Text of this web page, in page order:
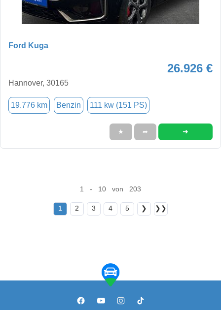
Ford Kuga
26.926 €
Hannover, 30165
19.776 km Benzin 111 kw (151 PS)
★ ➦ ➜
1 - 10 von 203
1 2 3 4 5 ❯ ❯❯